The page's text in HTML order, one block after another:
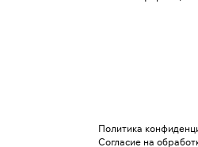
Политика
Согласие на